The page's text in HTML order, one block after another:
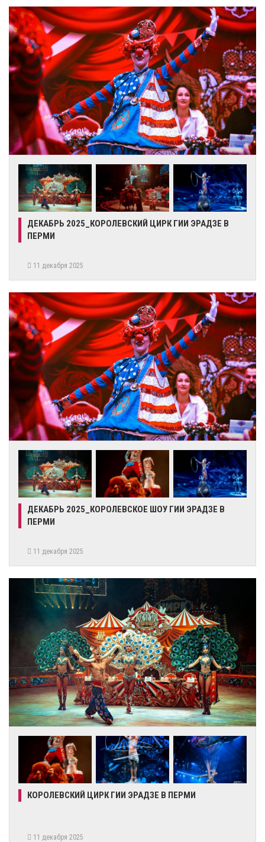
ДЕКАБРЬ 2025_КОРОЛЕВСКИЙ ЦИРК ГИИ ЭРАДЗЕ В
ПЕРМИ
11 декабря 2025
ДЕКАБРЬ 2025_КОРОЛЕВСКОЕ ШОУ ГИИ ЭРАДЗЕ В
ПЕРМИ
11 декабря 2025
КОРОЛЕВСКИЙ ЦИРК ГИИ ЭРАДЗЕ В ПЕРМИ
11 декабря 2025